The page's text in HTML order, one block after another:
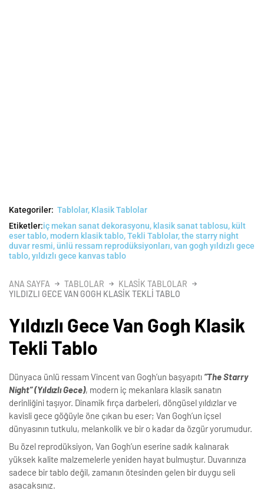
Kategoriler: Tablolar, Klasik Tablolar
Etiketler:iç mekan sanat dekorasyonu, klasik sanat tablosu, kült
eser tablo, modern klasik tablo,Tekli Tablolar,the starry night
duvar resmi,ünlü ressam reprodüksiyonları,van gogh yıldızlı gece
tablo,yıldızlı gece kanvas tablo
ANA SAYFA TABLOLAR
KLASIK TABLOLAR
YILDIZLI GECE VAN GOGH KLASIK TEKLI TABLO
Yıldızlı Gece Van Gogh Klasik
Tekli Tablo
Dünyaca ünlü ressam Vincent van Gogh’un başyapıtı “The Starry
Night” (Yıldızlı Gece), modern iç mekanlara klasik sanatın
derinliğini taşıyor. Dinamik fırça darbeleri, döngüsel yıldızlar ve
kavisli gece göğüyle öne çıkan bu eser; Van Gogh’un içsel
dünyasının tutkulu, melankolik ve bir o kadar da özgür yorumudur.
Bu özel reprodüksiyon, Van Gogh’un eserine sadık kalınarak
yüksek kalite malzemelerle yeniden hayat bulmuştur. Duvarınıza
sadece bir tablo değil, zamanın ötesinden gelen bir duygu seli
asacaksınız.